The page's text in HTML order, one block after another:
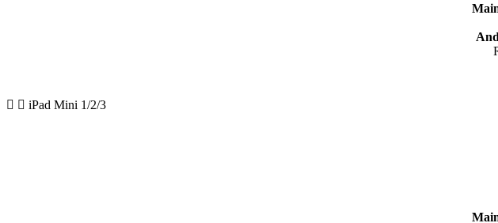
iPad Mini 1/2/3